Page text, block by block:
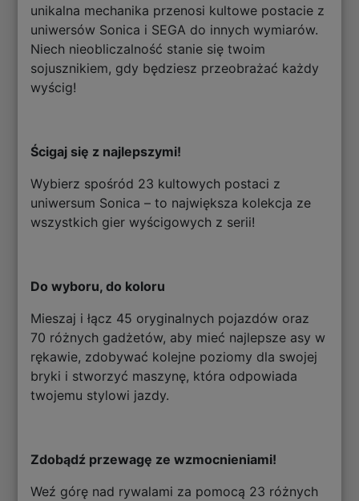
unikalna mechanika przenosi kultowe postacie z
uniwersów Sonica i SEGA do innych wymiarów.
Niech nieobliczalność stanie się twoim
sojusznikiem, gdy będziesz przeobrażać każdy
wyścig!
Ścigaj się z najlepszymi!
Wybierz spośród 23 kultowych postaci z
uniwersum Sonica – to największa kolekcja ze
wszystkich gier wyścigowych z serii!
Do wyboru, do koloru
Mieszaj i łącz 45 oryginalnych pojazdów oraz
70 różnych gadżetów, aby mieć najlepsze asy w
rękawie, zdobywać kolejne poziomy dla swojej
bryki i stworzyć maszynę, która odpowiada
twojemu stylowi jazdy.
Zdobądź przewagę ze wzmocnieniami!
Weź górę nad rywalami za pomocą 23 różnych